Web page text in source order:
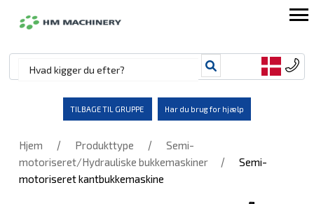
TILBAGE TIL GRUPPE Har du brug for hjælp
Hjem / Produkttype /
Semi-
motoriseret/Hydrauliske bukkemaskiner
/
Semi-
motoriseret kantbukkemaskine